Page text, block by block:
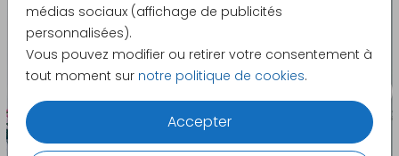
médias sociaux (affichage de publicités
personnalisées).
Vous pouvez modifier ou retirer votre consentement à
tout moment sur notre politique de cookies.
Accepter